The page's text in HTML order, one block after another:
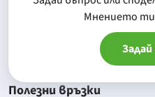
Mнението ти
Полезни връзки